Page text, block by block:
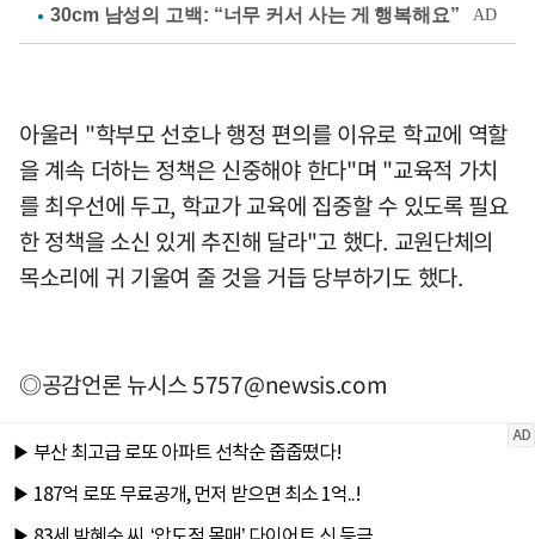
아울러 "학부모 선호나 행정 편의를 이유로 학교에 역할
을 계속 더하는 정책은 신중해야 한다"며 "교육적 가치
를 최우선에 두고, 학교가 교육에 집중할 수 있도록 필요
한 정책을 소신 있게 추진해 달라"고 했다. 교원단체의
목소리에 귀 기울여 줄 것을 거듭 당부하기도 했다.
◎공감언론 뉴시스5757@newsis.com